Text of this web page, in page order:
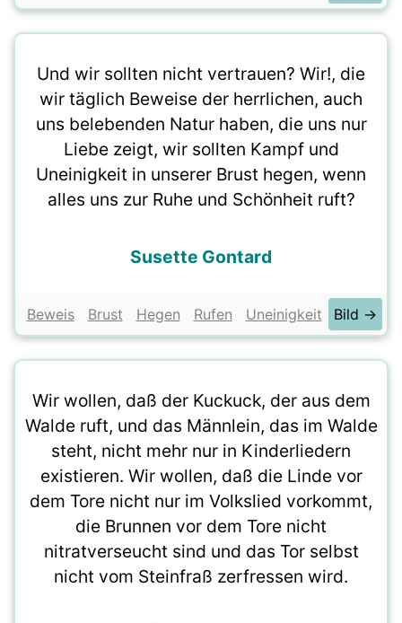
Und wir sollten nicht vertrauen? Wir!, die
wir täglich Beweise der herrlichen, auch
uns belebenden Natur haben, die uns nur
Liebe zeigt, wir sollten Kampf und
Uneinigkeit in unserer Brust hegen, wenn
alles uns zur Ruhe und Schönheit ruft?
Susette Gontard
Beweis Brust Hegen Rufen Uneinigkeit Bild →
Wir wollen, daß der Kuckuck, der aus dem
Walde ruft, und das Männlein, das im Walde
steht, nicht mehr nur in Kinderliedern
existieren. Wir wollen, daß die Linde vor
dem Tore nicht nur im Volkslied vorkommt,
die Brunnen vor dem Tore nicht
nitratverseucht sind und das Tor selbst
nicht vom Steinfraß zerfressen wird.